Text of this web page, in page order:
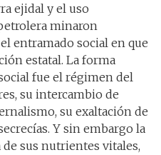
ejidal y el uso
minaron
entramado social en que
estatal. La forma
fue el régimen del
su intercambio de
su exaltación de
Y sin embargo la
de sus nutrientes vitales,